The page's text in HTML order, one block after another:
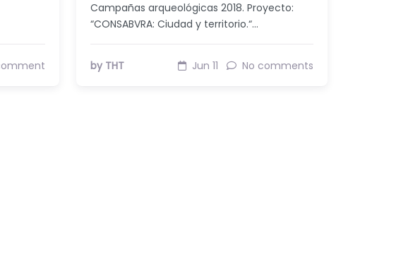
Campañas arqueológicas 2018. Proyecto:
“CONSABVRA: Ciudad y territorio.“…
by THT Jun 11 No comments